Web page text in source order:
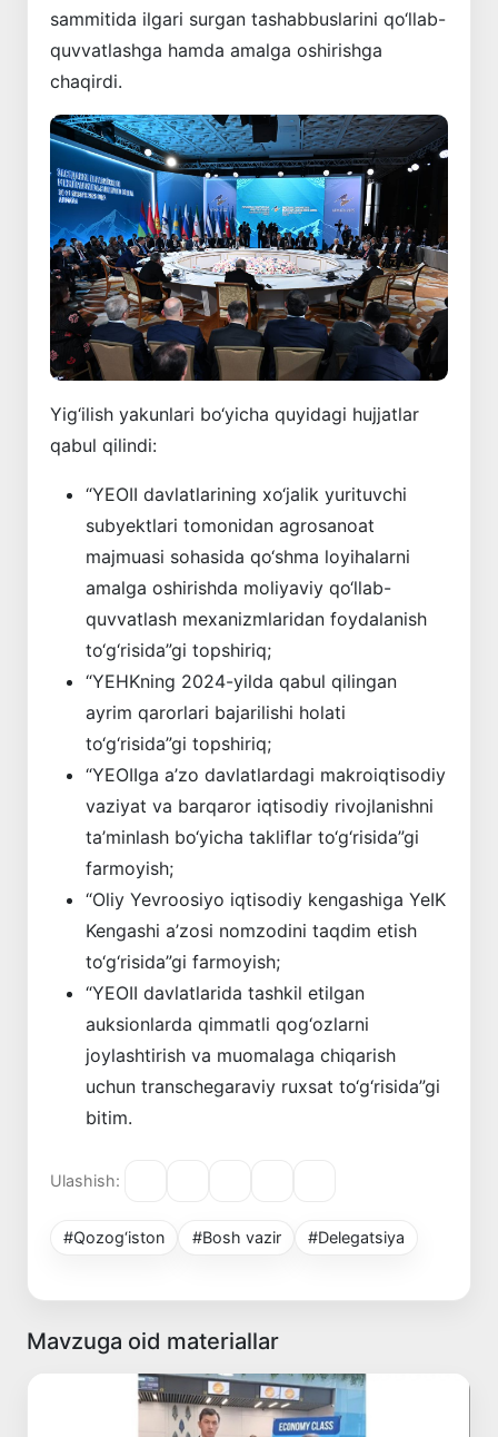
sammitida ilgari surgan tashabbuslarini qo‘llab-
quvvatlashga hamda amalga oshirishga
chaqirdi.
Yig‘ilish yakunlari bo‘yicha quyidagi hujjatlar
qabul qilindi:
“YEOII davlatlarining xo‘jalik yurituvchi
subyektlari tomonidan agrosanoat
majmuasi sohasida qo‘shma loyihalarni
amalga oshirishda moliyaviy qo‘llab-
quvvatlash mexanizmlaridan foydalanish
to‘g‘risida”gi topshiriq;
“YEHKning 2024-yilda qabul qilingan
ayrim qarorlari bajarilishi holati
to‘g‘risida”gi topshiriq;
“YEOIIga a’zo davlatlardagi makroiqtisodiy
vaziyat va barqaror iqtisodiy rivojlanishni
ta’minlash bo‘yicha takliflar to‘g‘risida”gi
farmoyish;
“Oliy Yevroosiyo iqtisodiy kengashiga YeIK
Kengashi a’zosi nomzodini taqdim etish
to‘g‘risida”gi farmoyish;
“YEOII davlatlarida tashkil etilgan
auksionlarda qimmatli qog‘ozlarni
joylashtirish va muomalaga chiqarish
uchun transchegaraviy ruxsat to‘g‘risida”gi
bitim.
Ulashish:
#Qozog‘iston #Bosh vazir #Delegatsiya
Mavzuga oid materiallar